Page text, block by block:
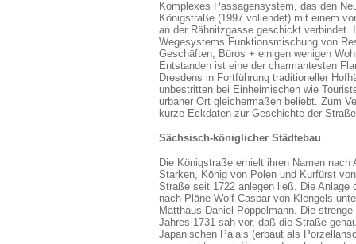
Komplexes Passagensystem, das den
Königstraße (1997 vollendet) mit einem
an der Rähnitzgasse geschickt verbindet.
Wegesystems Funktionsmischung von
Geschäften, Büros + einigen wenigen
Entstanden ist eine der charmantesten
Dresdens in Fortführung traditioneller
unbestritten bei Einheimischen wie
urbaner Ort gleichermaßen beliebt. Zum
kurze Eckdaten zur Geschichte der
Sächsisch-königlicher Städtebau
Die Königstraße erhielt ihren Namen nach
Starken, König von Polen und Kurfürst
Straße seit 1722 anlegen ließ. Die Anlage
nach Pläne Wolf Caspar von Klengels
Matthäus Daniel Pöppelmann. Die
Jahres 1731 sah vor, daß die Straße
Japanischen Palais (erbaut als